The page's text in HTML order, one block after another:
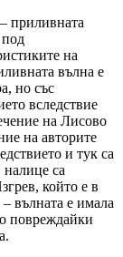
– приливната
под
на
вълна е
но със
вследствие
на Лисово
на авторите
и тук са
са
който е в
вълната е имала
повреждайки